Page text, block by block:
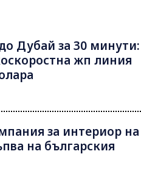
Дубай за 30 минути:
жп линия
за интериор на
на българския